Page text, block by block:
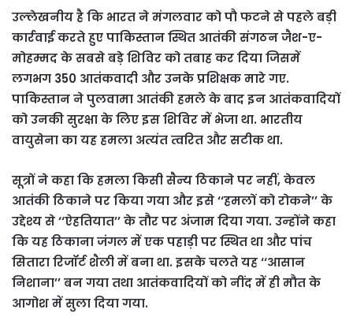
उल्‍लेखनीय है कि भारत ने मंगलवार को पौ फटने से पहले बड़ी
कार्रवाई करते हुए पाकिस्तान स्थित आतंकी संगठन जैश-ए-
मोहम्मद के सबसे बड़े शिविर को तबाह कर दिया जिसमें
लगभग 350 आतंकवादी और उनके प्रशिक्षक मारे गए.
पाकिस्तान ने पुलवामा आतंकी हमले के बाद इन आतंकवादियों
को उनकी सुरक्षा के लिए इस शिविर में भेजा था. भारतीय
वायुसेना का यह हमला अत्यंत त्वरित और सटीक था.
सूत्रों ने कहा कि हमला किसी सैन्य ठिकाने पर नहीं, केवल
आतंकी ठिकाने पर किया गया और इसे ‘‘हमलों को रोकने’’ के
उद्देश्य से ‘‘ऐहतियात’’ के तौर पर अंजाम दिया गया. उन्होंने कहा
कि यह ठिकाना जंगल में एक पहाड़ी पर स्थित था और पांच
सितारा रिजॉर्ट शैली में बना था. इसके चलते यह ‘‘आसान
निशाना’’ बन गया तथा आतंकवादियों को नींद में ही मौत के
आगोश में सुला दिया गया.